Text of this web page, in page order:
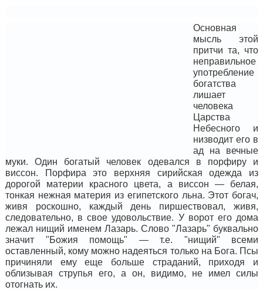
Основная
мысль этой
притчи та, что
неправильное
употребление
богатства
лишает
человека
Царства
Небесного и
низводит его в
ад на вечные
муки. Один богатый человек одевался в порфиру и
виссон. Порфира это верхняя сирийская одежда из
дорогой материи красного цвета, а виссон — белая,
тонкая нежная материя из египетского льна. Этот богач,
живя роскошно, каждый день пиршествовал, живя,
следовательно, в свое удовольствие. У ворот его дома
лежал нищий именем Лазарь. Слово "Лазарь" буквально
значит "Божия помощь" — т.е. "нищий" всеми
оставленный, кому можно надеяться только на Бога. Псы
причиняли ему еще больше страданий, приходя и
облизывая струпья его, а он, видимо, не имел силы
отогнать их.